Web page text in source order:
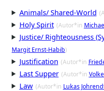
Animals/ Shared-World
Holy Spirit (Autor*in
Justice/ Righteousness
Margit Ernst-Habib)
Justification (Autor*in
Last Supper (Autor*in
Law (Autor*in Lukas